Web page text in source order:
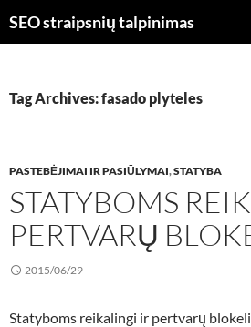
toSEO straipsnių talpinimas
Tag Archives: fasado plyteles
PASTEBĖJIMAI IR PASIŪLYMAI,STATYBA
STATYBOMS
PERTVARŲ
2015/06/29
Statyboms reikalingi ir pertvarų